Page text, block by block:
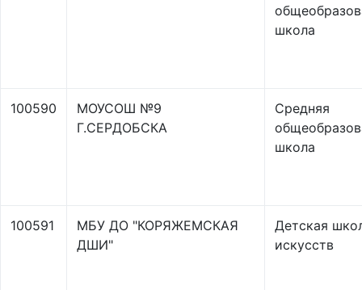
школа
100590
МОУСОШ №9
Г.СЕРДОБСКА
Средняя
школа
100591
МБУ ДО "КОРЯЖЕМСКАЯ
ДШИ"
Детская
искусств